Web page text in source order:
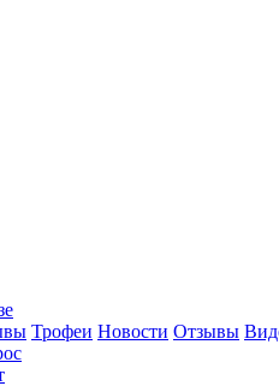
Трофеи Новости Отзывы